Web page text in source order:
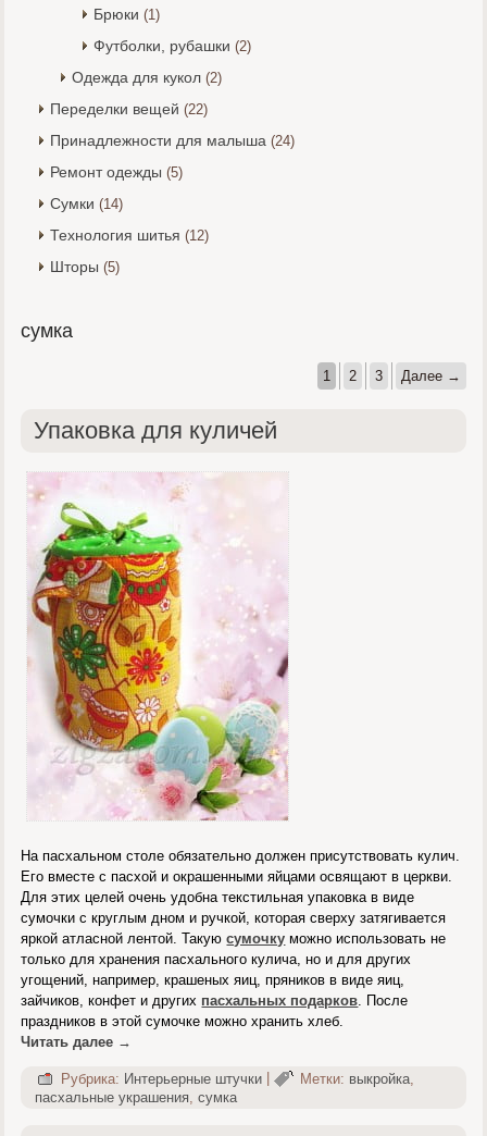
Брюки (1)
Футболки, рубашки (2)
Одежда для кукол (2)
Переделки вещей (22)
Принадлежности для малыша (24)
Ремонт одежды (5)
Сумки (14)
Технология шитья (12)
Шторы (5)
сумка
1 2 3 Далее →
Упаковка для куличей
На пасхальном столе обязательно должен присутствовать кулич.
Его вместе с пасхой и окрашенными яйцами освящают в церкви.
Для этих целей очень удобна текстильная упаковка в виде
сумочки с круглым дном и ручкой, которая сверху затягивается
яркой атласной лентой. Такуюсумочку можно использовать не
только для хранения пасхального кулича, но и для других
угощений, например, крашеных яиц, пряников в виде яиц,
зайчиков, конфет и других пасхальных подарков. После
праздников в этой сумочке можно хранить хлеб.
Читать далее →
Рубрика: Интерьерные штучки | Метки: выкройка
пасхальные украшения,сумка